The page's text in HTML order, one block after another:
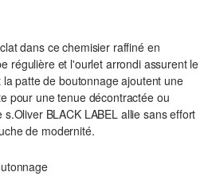
dans ce chemisier raffiné en
régulière et l'ourlet arrondi assurent le
patte de boutonnage ajoutent une
pour une tenue décontractée ou
BLACK LABEL allie sans effort
de modernité.